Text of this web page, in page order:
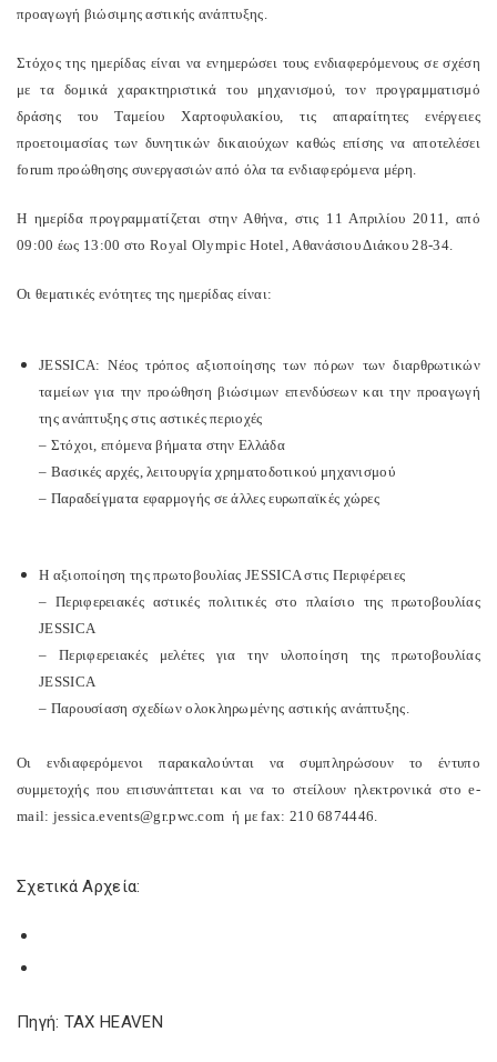
προαγωγή βιώσιμης αστικής ανάπτυξης.
Στόχος της ημερίδας είναι να ενημερώσει τους ενδιαφερόμενους σε σχέση
με τα δομικά χαρακτηριστικά του μηχανισμού, τον προγραμματισμό
δράσης του Ταμείου Χαρτοφυλακίου, τις απαραίτητες ενέργειες
προετοιμασίας των δυνητικών δικαιούχων καθώς επίσης να αποτελέσει
forum προώθησης συνεργασιών από όλα τα ενδιαφερόμενα μέρη.
Η ημερίδα προγραμματίζεται στην Αθήνα, στις 11 Απριλίου 2011, από
09:00 έως 13:00 στο Royal Olympic Hotel, Αθανάσιου Διάκου 28-34.
Οι θεματικές ενότητες της ημερίδας είναι:
JESSICA: Νέος τρόπος αξιοποίησης των πόρων των διαρθρωτικών
ταμείων για την προώθηση βιώσιμων επενδύσεων και την προαγωγή
της ανάπτυξης στις αστικές περιοχές
– Στόχοι, επόμενα βήματα στην Ελλάδα
– Βασικές αρχές, λειτουργία χρηματοδοτικού μηχανισμού
– Παραδείγματα εφαρμογής σε άλλες ευρωπαϊκές χώρες
Η αξιοποίηση της πρωτοβουλίας JESSICA στις Περιφέρειες
– Περιφερειακές αστικές πολιτικές στο πλαίσιο της πρωτοβουλίας
JESSICA
– Περιφερειακές μελέτες για την υλοποίηση της πρωτοβουλίας
JESSICA
– Παρουσίαση σχεδίων ολοκληρωμένης αστικής ανάπτυξης.
Οι ενδιαφερόμενοι παρακαλούνται να συμπληρώσουν το έντυπο
συμμετοχής που επισυνάπτεται και να το στείλουν ηλεκτρονικά στο e-
mail: jessica.events@gr.pwc.com ή με fax: 210 6874446.
Σχετικά Αρχεία:
Πηγή: TAX HEAVEN